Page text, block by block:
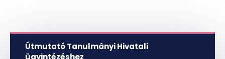
Útmutató Tanulmányi Hivatali
ügyintézéshez